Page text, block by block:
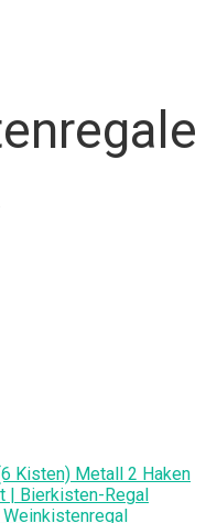
Kisten) Metall 2 Haken
| Bierkisten-Regal